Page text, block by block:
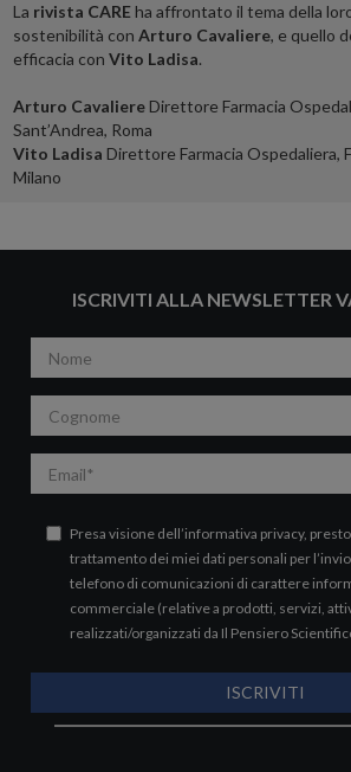
La rivista CARE ha affrontato il tema della
sostenibilità con Arturo Cavaliere, e quello
efficacia con Vito Ladisa.
Arturo Cavaliere Direttore Farmacia
Sant’Andrea, Roma
Vito Ladisa Direttore Farmacia Ospedaliera,
Milano
ISCRIVITI ALLA NEWSLETTER
Nome
Cognome
Email
Presa visione dell’informativa privacy,
trattamento dei miei dati personali per
telefono di comunicazioni di carattere
commerciale (relative a prodotti, servizi,
realizzati/organizzati da Il Pensiero
ISCRIVITI